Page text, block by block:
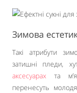
Зимова
Такі атрибути
затишні пледи,
аксесуарах та
перенесуть